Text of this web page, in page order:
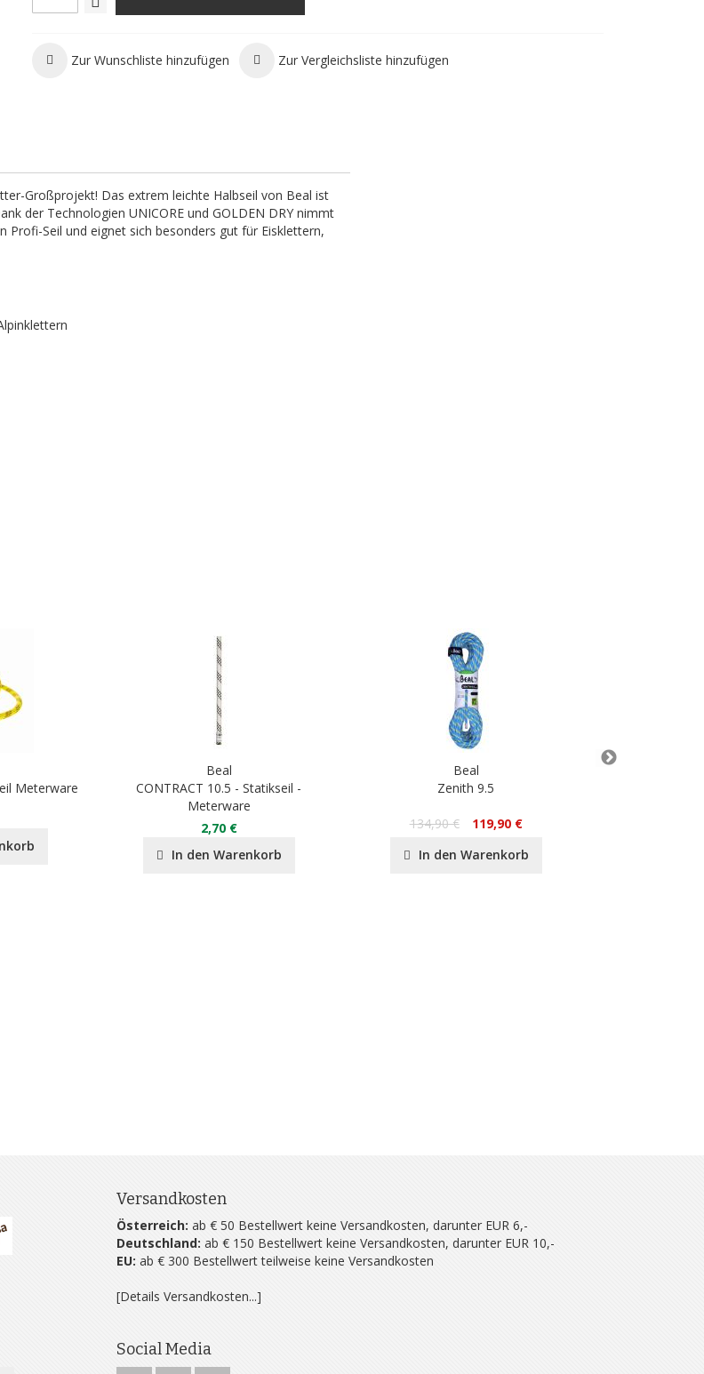
Zur Wunschliste hinzufügen Zur Vergleichsliste hinzufügen
Großprojekt! Das extrem leichte Halbseil von Beal ist
der Technologien UNICORE und GOLDEN DRY nimmt
Profi-Seil und eignet sich besonders gut für Eisklettern,
Meterware
Beal
CONTRACT 10.5 - Statikseil -
Meterware
2,70 €
In den Warenkorb
Beal
Zenith 9.5
134,90 €
119,90 €
In den Warenkorb
Versandkosten
Österreich: ab € 50 Bestellwert keine Versandkosten, darunter EUR 6,-
Deutschland: ab € 150 Bestellwert keine Versandkosten, darunter EUR 10,-
EU: ab € 300 Bestellwert teilweise keine Versandkosten
[Details Versandkosten...]
Social Media